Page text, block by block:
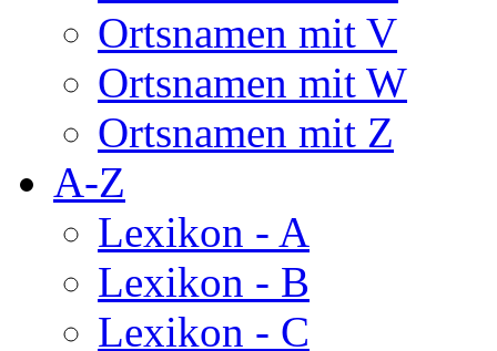
Ortsnamen mit V
Ortsnamen mit W
Ortsnamen mit Z
A-Z
Lexikon - A
Lexikon - B
Lexikon - C